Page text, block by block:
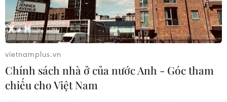
vietnamplus.vn
Chính sách nhà ở của nước Anh - Góc tham
chiếu cho Việt Nam